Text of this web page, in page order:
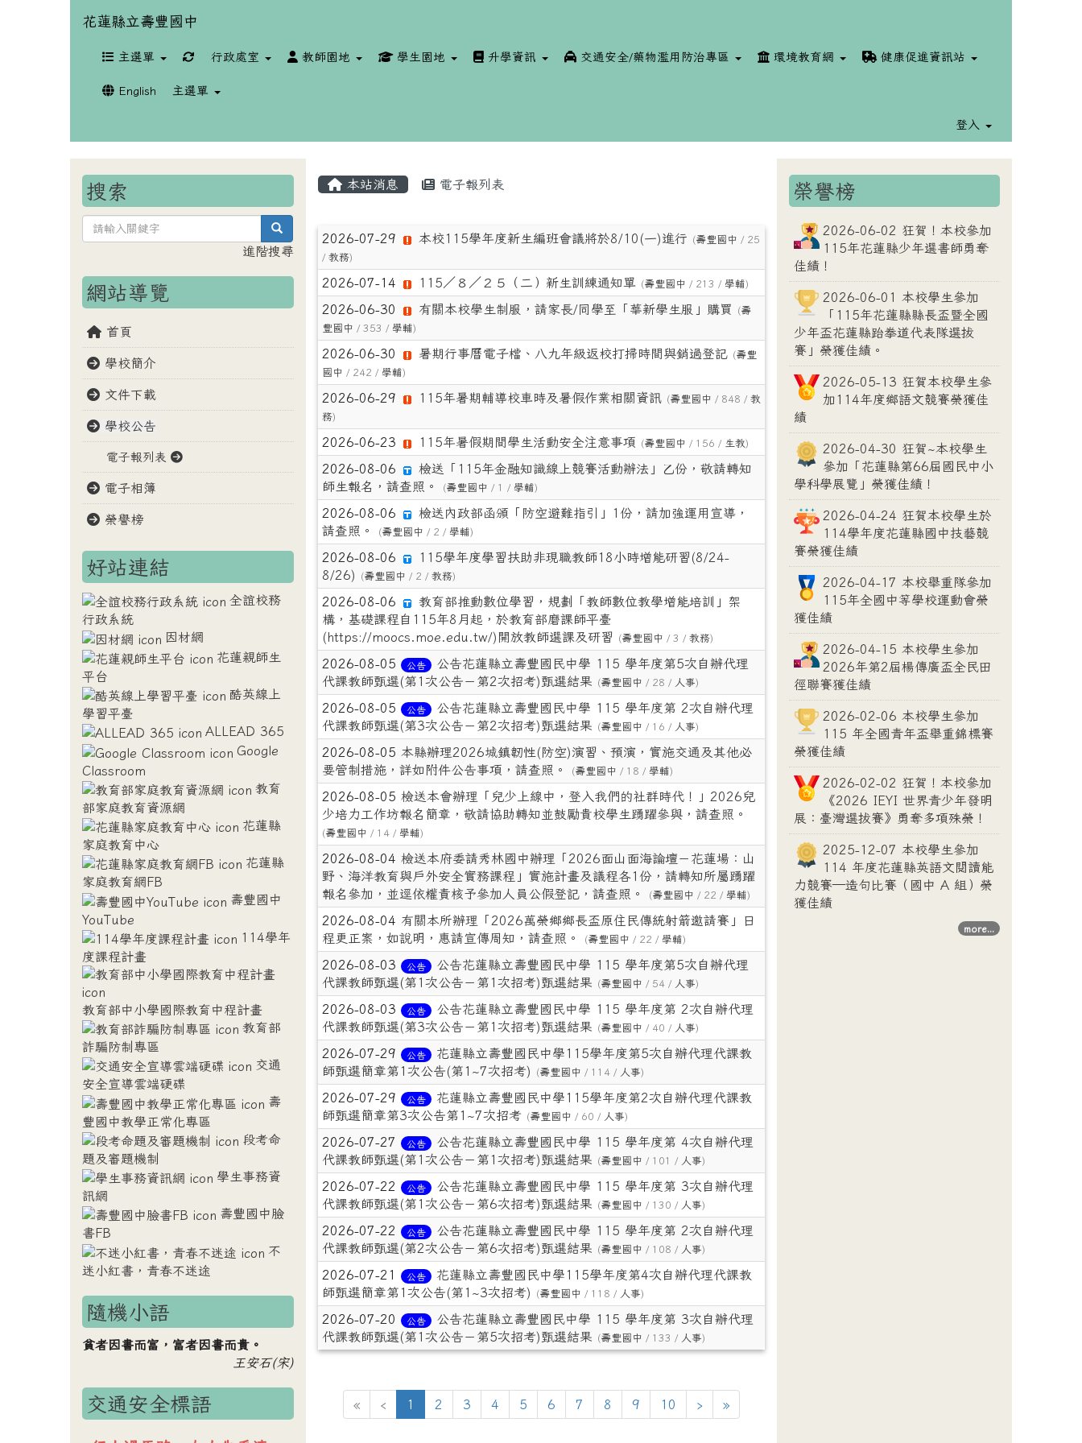
花蓮縣立壽豐國中
主選單 重新取得佈景設定
行政處室 教師園地 學生園地 升學資訊 交通安全/藥物濫用防治專區 環境教育網 健康促進資訊站
English 主選單
登入
本站消息 電子報列表
文章列表
2026-07-29 本校115學年度新生編班會議將於8/10(一)進行 (壽豐國中 / 25
/ 教務)
2026-07-14 115／８／２５（二）新生訓練通知單 (壽豐國中 / 213 / 學輔)
2026-06-30 有關本校學生制服，請家長/同學至「華新學生服」購買 (壽
豐國中 / 353 / 學輔)
2026-06-30 暑期行事曆電子檔、八九年級返校打掃時間與銷過登記 (壽豐
國中 / 242 / 學輔)
2026-06-29 115年暑期輔導校車時及暑假作業相關資訊 (壽豐國中 / 848 / 教
務)
2026-06-23 115年暑假期間學生活動安全注意事項 (壽豐國中 / 156 / 生教)
2026-08-06
檢送「115年金融知識線上競賽活動辦法」乙份，敬請轉知
師生報名，請查照。
(壽豐國中 / 1 / 學輔)
2026-08-06
檢送內政部函頒「防空避難指引」1份，請加強運用宣導，
請查照。
(壽豐國中 / 2 / 學輔)
2026-08-06
115學年度學習扶助非現職教師18小時增能研習(8/24-
8/26)
(壽豐國中 / 2 / 教務)
2026-08-06
教育部推動數位學習，規劃「教師數位教學增能培訓」架
構，基礎課程自115年8月起，於教育部磨課師平臺
(https://moocs.moe.edu.tw/)開放教師選課及研習
(壽豐國中 / 3 / 教務)
2026-08-05 公告
公告花蓮縣立壽豐國民中學 115 學年度第5次自辦代理
代課教師甄選(第1次公告－第2次招考)甄選結果
(壽豐國中 / 28 / 人事)
2026-08-05 公告
公告花蓮縣立壽豐國民中學 115 學年度第 2次自辦代理
代課教師甄選(第3次公告－第2次招考)甄選結果
(壽豐國中 / 16 / 人事)
2026-08-05 本縣辦理2026城鎮韌性(防空)演習、預演，實施交通及其他必
要管制措施，詳如附件公告事項，請查照。
(壽豐國中 / 18 / 學輔)
2026-08-05 檢送本會辦理「兒少上線中，登入我們的社群時代！」2026兒
少培力工作坊報名簡章，敬請協助轉知並鼓勵貴校學生踴躍參與，請查照。
(壽豐國中 / 14 / 學輔)
2026-08-04 檢送本府委請秀林國中辦理「2026面山面海論壇－花蓮場：山
野、海洋教育與戶外安全實務課程」實施計畫及議程各1份，請轉知所屬踴躍
報名參加，並逕依權責核予參加人員公假登記，請查照。
(壽豐國中 / 22 / 學輔)
2026-08-04 有關本所辦理「2026萬榮鄉鄉長盃原住民傳統射箭邀請賽」日
程更正案，如說明，惠請宣傳周知，請查照。
(壽豐國中 / 22 / 學輔)
2026-08-03 公告
公告花蓮縣立壽豐國民中學 115 學年度第5次自辦代理
代課教師甄選(第1次公告－第1次招考)甄選結果
(壽豐國中 / 54 / 人事)
2026-08-03 公告
公告花蓮縣立壽豐國民中學 115 學年度第 2次自辦代理
代課教師甄選(第3次公告－第1次招考)甄選結果
(壽豐國中 / 40 / 人事)
2026-07-29 公告
花蓮縣立壽豐國民中學115學年度第5次自辦代理代課教
師甄選簡章第1次公告(第1~7次招考)
(壽豐國中 / 114 / 人事)
2026-07-29 公告
花蓮縣立壽豐國民中學115學年度第2次自辦代理代課教
師甄選簡章第3次公告第1~7次招考 (壽豐國中 / 60 / 人事)
2026-07-27 公告
公告花蓮縣立壽豐國民中學 115 學年度第 4次自辦代理
代課教師甄選(第1次公告－第1次招考)甄選結果
(壽豐國中 / 101 / 人事)
2026-07-22 公告
公告花蓮縣立壽豐國民中學 115 學年度第 3次自辦代理
代課教師甄選(第1次公告－第6次招考)甄選結果
(壽豐國中 / 130 / 人事)
2026-07-22 公告
公告花蓮縣立壽豐國民中學 115 學年度第 2次自辦代理
代課教師甄選(第2次公告－第6次招考)甄選結果
(壽豐國中 / 108 / 人事)
2026-07-21 公告
花蓮縣立壽豐國民中學115學年度第4次自辦代理代課教
師甄選簡章第1次公告(第1~3次招考)
(壽豐國中 / 118 / 人事)
2026-07-20 公告
公告花蓮縣立壽豐國民中學 115 學年度第 3次自辦代理
代課教師甄選(第1次公告－第5次招考)甄選結果
(壽豐國中 / 133 / 人事)
« ‹ 1 (目前頁次)
2 3 4 5 6 7 8 9 10 ›下一頁
»最後頁
搜索
search
進階搜尋
網站導覽
首頁
學校簡介
文件下載
學校公告
電子報列表
電子相簿
榮譽榜
好站連結
全誼校務
行政系統
因材網
花蓮親師生
平台
酷英線上
學習平臺
ALLEAD 365
Google
Classroom
教育
部家庭教育資源網
花蓮縣
家庭教育中心
花蓮縣
家庭教育網FB
壽豐國中
YouTube
114學年
度課程計畫
教育部中小學國際教育中程計畫
教育部
詐騙防制專區
交通
安全宣導雲端硬碟
壽
豐國中教學正常化專區
段考命
題及審題機制
學生事務資
訊網
壽豐國中臉
書FB
不
迷小紅書，青春不迷途
隨機小語
貧者因書而富，富者因書而貴。
王安石(宋)
交通安全標語
榮譽榜
2026-06-02 狂賀！本校參加
115年花蓮縣少年選書師勇奪
佳績！
2026-06-01 本校學生參加
「115年花蓮縣縣長盃暨全國
少年盃花蓮縣跆拳道代表隊選拔
賽」榮獲佳績。
2026-05-13 狂賀本校學生參
加114年度鄉語文競賽榮獲佳
績
2026-04-30 狂賀~本校學生
參加「花蓮縣第66屆國民中小
學科學展覽」榮獲佳績！
2026-04-24 狂賀本校學生於
114學年度花蓮縣國中技藝競
賽榮獲佳績
2026-04-17 本校舉重隊參加
115年全國中等學校運動會榮
獲佳績
2026-04-15 本校學生參加
2026年第2屆楊傳廣盃全民田
徑聯賽獲佳績
2026-02-06 本校學生參加
115 年全國青年盃舉重錦標賽
榮獲佳績
2026-02-02 狂賀！本校參加
《2026 IEYI 世界青少年發明
展：臺灣選拔賽》勇奪多項殊榮！
2025-12-07 本校學生參加
114 年度花蓮縣英語文閱讀能
力競賽—造句比賽（國中 A 組）榮
獲佳績
more...